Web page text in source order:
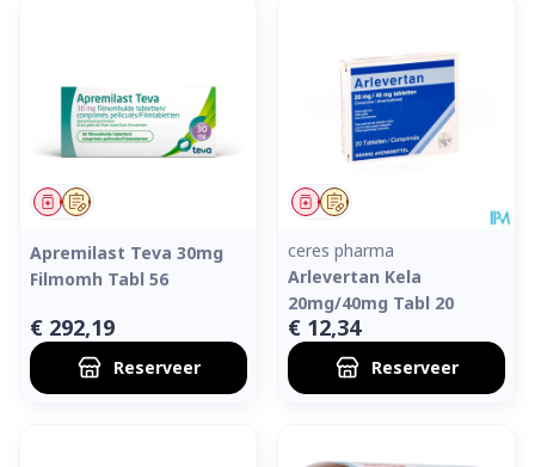
Op voorschrift
Geneesmiddel
Apremilast Teva 30mg
Filmomh Tabl 56
€ 292,19
Reserveer
Op voorschrift
Geneesmiddel
ceres pharma
Arlevertan Kela
20mg/40mg Tabl 20
€ 12,34
Reserveer